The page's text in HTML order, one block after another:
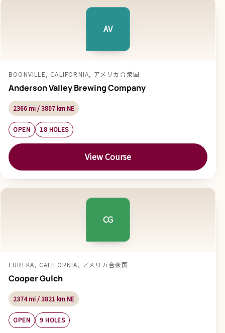
AV
BOONVILLE, CALIFORNIA, アメリカ合衆国
Anderson Valley Brewing Company
2366 mi / 3807 km NE
OPEN 18 HOLES
View Course
CG
EUREKA, CALIFORNIA, アメリカ合衆国
Cooper Gulch
2374 mi / 3821 km NE
OPEN 9 HOLES